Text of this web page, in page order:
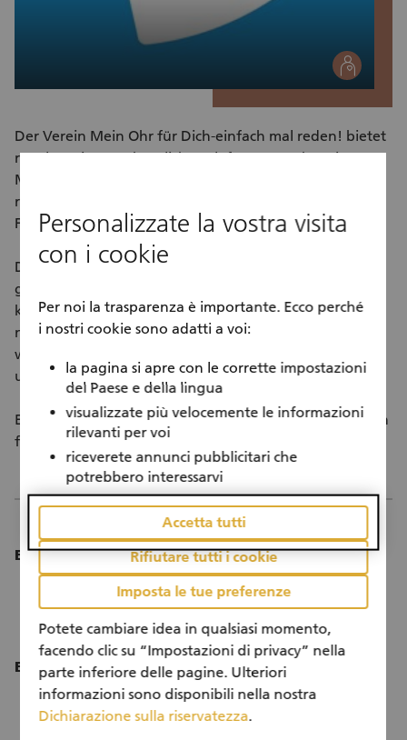
social
Der Verein Mein Ohr für Dich-einfach mal reden! bietet
regelmässige wöchentliche Telefongespräche mit
Menschen, die dies wünschen, an. Der Verein vermittelt
respektive organisiert den Kontakt zwischen
Freiwilligen und Interessentinnen und Interessenten.
Die Initiative möchte damit einen Beitrag für
gesellschaftliche Teilhabe leisten und Menschen mit
keinen oder wenigen Sozialkontakten ein
niederschwelliges Telefonangebot machen. Wir alle
wissen, was ein gutes Gespräch bewirken kann: Es geht
uns danach einfach besser.
Eine Initiative aus der Mitte der Gesellschaft - Menschen
für Menschen - 100% Freiwilligenarbeit.
Einsatzdauer:
Eine Stunde pro Woche.
Über einen Zeitraum von 9 Monaten oder länger.
Start und Einsatz erfolgt nach Vereinbarung.
Einsatzort:
Die Telefongespräche werden von zu Hause aus
über die gratis Nummer getätigt.
Personalizzate la vostra visita
con i cookie
Per noi la trasparenza è importante. Ecco perché
i nostri cookie sono adatti a voi:
la pagina si apre con le corrette impostazioni
del Paese e della lingua
visualizzate più velocemente le informazioni
rilevanti per voi
riceverete annunci pubblicitari che
potrebbero interessarvi
Accetta tutti
Rifiutare tutti i cookie
Imposta le tue preferenze
Potete cambiare idea in qualsiasi momento,
facendo clic su “Impostazioni di privacy” nella
parte inferiore delle pagine. Ulteriori
informazioni sono disponibili nella nostra
Dichiarazione sulla riservatezza.